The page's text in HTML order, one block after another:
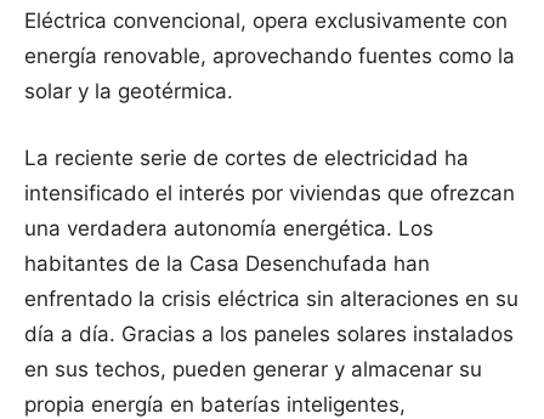
Eléctrica convencional, opera exclusivamente con
energía renovable, aprovechando fuentes como la
solar y la geotérmica.
La reciente serie de cortes de electricidad ha
intensificado el interés por viviendas que ofrezcan
una verdadera autonomía energética. Los
habitantes de la Casa Desenchufada han
enfrentado la crisis eléctrica sin alteraciones en su
día a día. Gracias a los paneles solares instalados
en sus techos, pueden generar y almacenar su
propia energía en baterías inteligentes,